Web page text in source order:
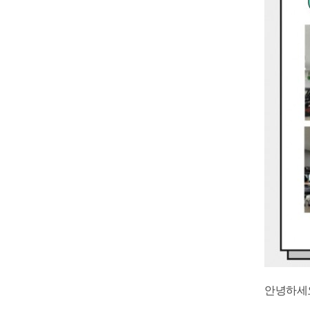
안녕하세